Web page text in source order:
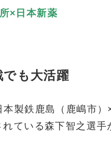
×日本新薬
も大活躍
製鉄鹿島（鹿嶋市）
ている森下智之選